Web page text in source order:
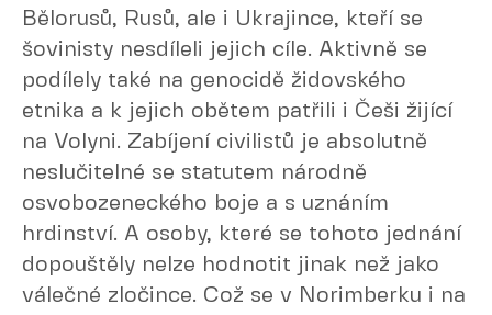
Bělorusů, Rusů, ale i Ukrajince, kteří se
šovinisty nesdíleli jejich cíle. Aktivně se
podílely také na genocidě židovského
etnika a k jejich obětem patřili i Češi žijící
na Volyni. Zabíjení civilistů je absolutně
neslučitelné se statutem národně
osvobozeneckého boje a s uznáním
hrdinství. A osoby, které se tohoto jednání
dopouštěly nelze hodnotit jinak než jako
válečné zločince. Což se v Norimberku i na